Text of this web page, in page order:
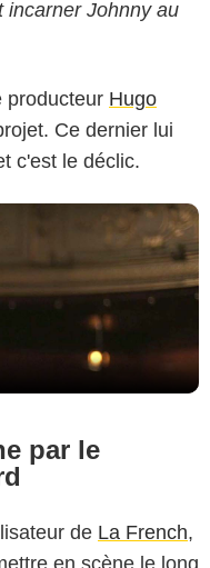
incarner Johnny au
producteur Hugo
Ce dernier lui
c'est le déclic.
QUENTIN
par le
de La French,
en scène le long